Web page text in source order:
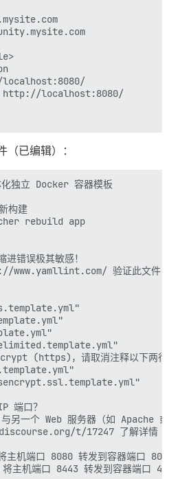
localhost:8080/
（已编辑）：
独立 Docker 容器模板
构建
rebuild app
错误极其敏感！
www.yamllint.com/ 验证此文件
(https)，请取消注释以下两行
端口？
另一个 Web 服务器（如 Apache
t/17247 了解详情
机端口 8080 转发到容器端口 80
主机端口 8443 转发到容器端口